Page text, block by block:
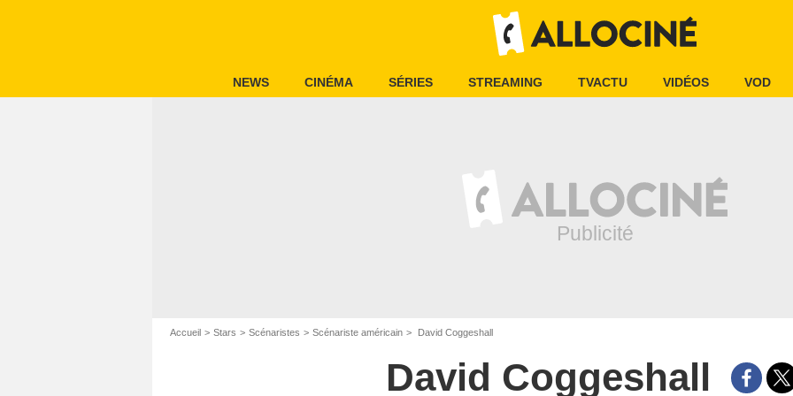
NEWS CINÉMA SÉRIES STREAMING TVACTU VIDÉOS VOD
Accueil Stars Scénaristes Scénariste américain David Coggeshall
David Coggeshall